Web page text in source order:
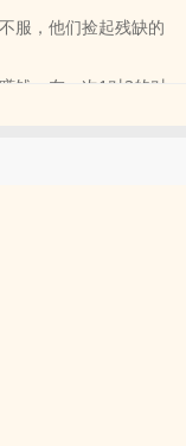
服，他们捡起残缺的
钱，在一次1对3的对
顾生还是他的高四班
，小虐过后就是大甜